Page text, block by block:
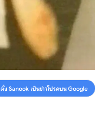
ตั้ง Sanook เป็นข่าวโปรดบน Google